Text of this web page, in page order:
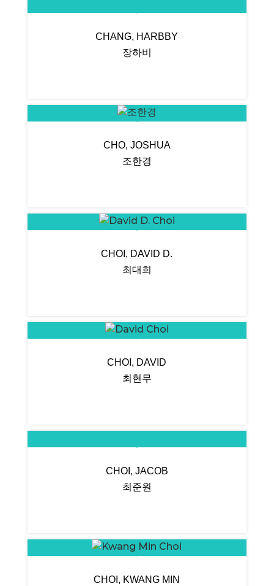
CHANG, HARBBY
장하비
CHO, JOSHUA
조한경
CHOI, DAVID D.
최대희
CHOI, DAVID
최현무
CHOI, JACOB
최준원
CHOI, KWANG MIN